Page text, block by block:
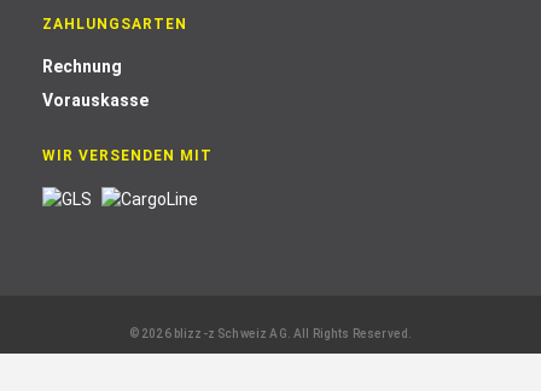
ZAHLUNGSARTEN
Rechnung
Vorauskasse
WIR VERSENDEN MIT
© 2026 blizz-z Schweiz AG. All Rights Reserved.